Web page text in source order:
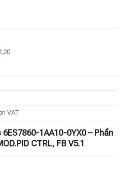
VAT
1AA10-0YX0 – Phần
CTRL, FB V5.1